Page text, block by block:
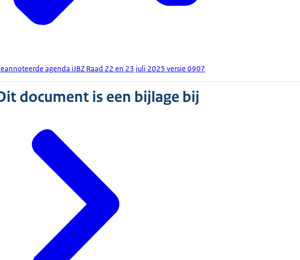
agenda iJBZ Raad 22 en 23 juli 2025 versie 0907
document is een bijlage bij